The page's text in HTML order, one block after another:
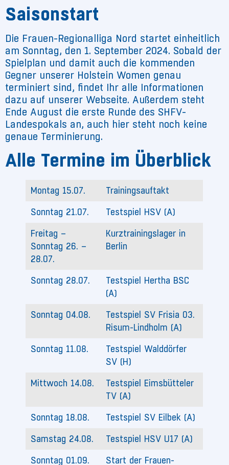
Saisonstart
Die Frauen-Regionalliga Nord startet einheitlich
am Sonntag, den 1. September 2024. Sobald der
Spielplan und damit auch die kommenden
Gegner unserer Holstein Women genau
terminiert sind, findet Ihr alle Informationen
dazu auf unserer Webseite. Außerdem steht
Ende August die erste Runde des SHFV-
Landespokals an, auch hier steht noch keine
genaue Terminierung.
Alle Termine im Überblick
Montag 15.07. Trainingsauftakt
Sonntag 21.07. Testspiel HSV (A)
Freitag –
Sonntag 26. –
28.07.
Kurztrainingslager in
Berlin
Sonntag 28.07.
Testspiel Hertha BSC
(A)
Sonntag 04.08.
Testspiel SV Frisia 03.
Risum-Lindholm (A)
Sonntag 11.08.
Testspiel Walddörfer
SV (H)
Mittwoch 14.08.
Testspiel Eimsbütteler
TV (A)
Sonntag 18.08. Testspiel SV Eilbek (A)
Samstag 24.08. Testspiel HSV U17 (A)
Sonntag 01.09. Start der Frauen-